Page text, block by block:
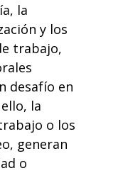
la
y los
trabajo,
desafío en
la
o los
generan
o